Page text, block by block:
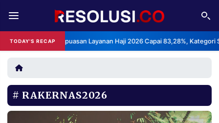
TODAY'S RECAP
Indeks Kepuasan Layanan Haji 2026 Capai 83,28%, Kategori Sangat
REDAKSI TENTANG
RESOLUSI IKLAN
RUBRIKASI
EDITORIAL AKSARA
RAKERNAS2026